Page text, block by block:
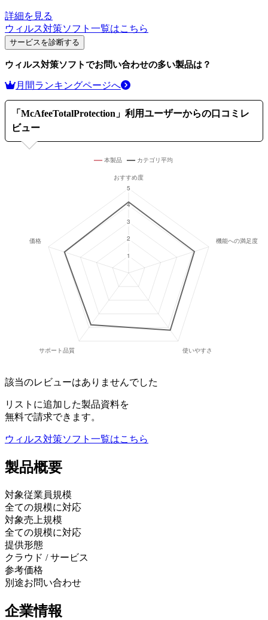
詳細を見る
ウィルス対策ソフト 一覧はこちら
サービスを診断する
ウィルス対策ソフトでお問い合わせの多い製品は？
月間ランキングページへ
「 McAfeeTotalProtection 」利用ユーザーからの口コミレ
ビュー
該当のレビューはありませんでした
リストに追加した製品資料を
無料で請求できます。
ウィルス対策ソフト 一覧はこちら
製品概要
対象従業員規模
全ての規模に対応
対象売上規模
全ての規模に対応
提供形態
クラウド / サービス
参考価格
別途お問い合わせ
企業情報